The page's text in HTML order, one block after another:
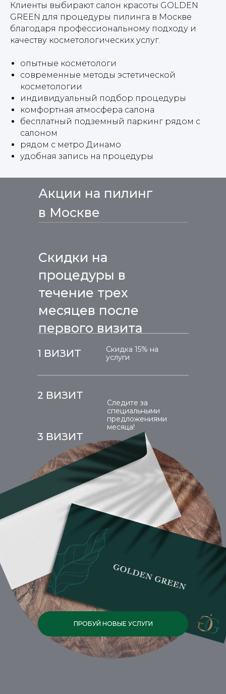
Клиенты выбирают салон красоты GOLDEN
GREEN для процедуры пилинга в Москве
благодаря профессиональному подходу и
качеству косметологических услуг.
опытные косметологи
современные методы эстетической
косметологии
индивидуальный подбор процедуры
комфортная атмосфера салона
бесплатный подземный паркинг рядом с
салоном
рядом с метро Динамо
удобная запись на процедуры
Акции на пилинг
в Москве
1 ВИЗИТ
Скидка 15% на
услуги
Следите за
специальными
предложениями
месяца!
2 ВИЗИТ
3 ВИЗИТ
Скидки на
процедуры в
течение трех
месяцев после
первого визита
ПРОБУЙ НОВЫЕ УСЛУГИ